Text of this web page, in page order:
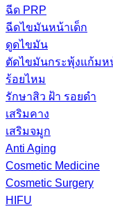
ฉีด PRP
ฉีดไขมันหน้าเด็ก
ดูดไขมัน
ตัดไขมันกระพุ้งแก้มห
ร้อยไหม
รักษาสิว ฝ้า รอยดำ
เสริมคาง
เสริมจมูก
Anti Aging
Cosmetic Medicine
Cosmetic Surgery
HIFU